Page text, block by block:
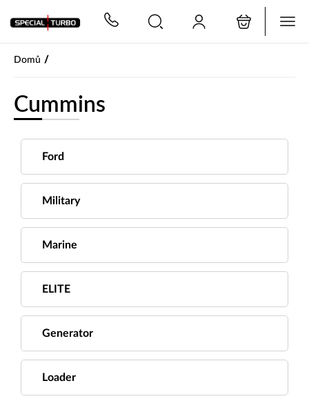
Domů /
Cummins
Ford
Military
Marine
ELITE
Generator
Loader